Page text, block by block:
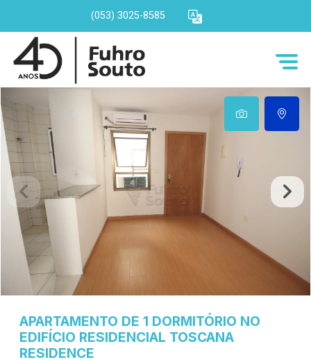
(053) 3025-8585
APARTAMENTO DE 1 DORMITÓRIO NO
EDIFÍCIO RESIDENCIAL TOSCANA
RESIDENCE